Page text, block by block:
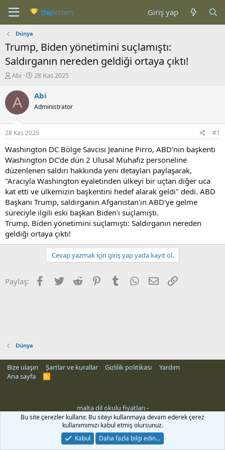
Giriş yap
Dünya
Trump, Biden yönetimini suçlamıştı:
Saldırganın nereden geldiği ortaya çıktı!
K
n
b
u
u
b
a
ş
l
a
t
a
n
Abi
B
ş
a
g
ı
ç
t
a
r
i
h
i
28 Kas 2025
A Abi
Administrator
28 Kas 2025 #1
Washington DC Bölge Savcısı Jeanine Pirro, ABD’nin başkenti
Washington DC’de dün 2 Ulusal Muhafız personeline
düzenlenen saldırı hakkında yeni detayları paylaşarak,
"Aracıyla Washington eyaletinden ülkeyi bir uçtan diğer uca
kat etti ve ülkemizin başkentini hedef alarak geldi" dedi. ABD
Başkanı Trump, saldırganın Afganistan'ın ABD'ye gelme
süreciyle ilgili eski başkan Biden'ı suçlamıştı.
Trump, Biden yönetimini suçlamıştı: Saldırganın nereden
geldiği ortaya çıktı!
Cevap yazmak için giriş yap yada kayıt ol.
Paylaş: Facebook
Twitter Reddit PinterestTumblr WhatsApp
E-posta
Dünya
Bize ulaşın Şartlar ve kurallar Gizlilik politikası
Yardım
Ana sayfa
R
malta dil okulu fiyatları-
Bu site çerezler kullanır. Bu siteyi kullanmaya devam ederek çerez
kullanımımızı kabul etmiş olursunuz.
Kabul
Daha fazla bilgi edin…